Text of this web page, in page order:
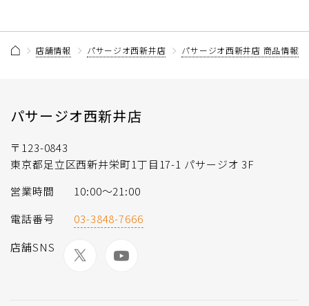
店舗情報 パサージオ西新井店 パサージオ西新井店 商品情報
パサージオ西新井店
〒123-0843
東京都足立区西新井栄町1丁目17-1 パサージオ 3F
営業時間
10:00〜21:00
電話番号
03-3848-7666
店舗SNS